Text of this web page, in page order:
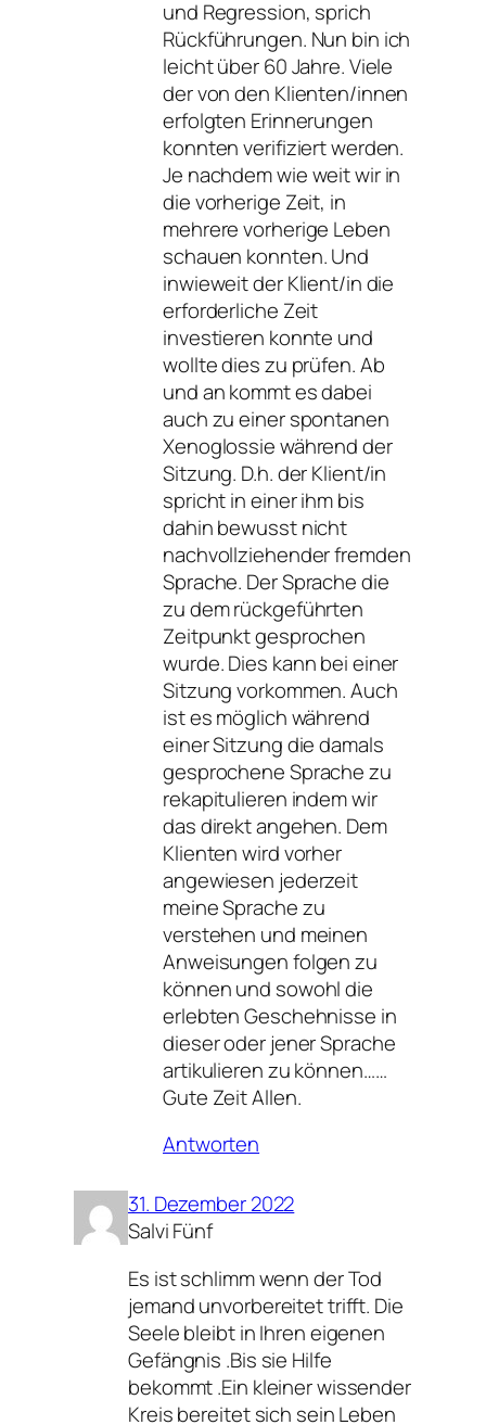
und Regression, sprich
Rückführungen. Nun bin ich
leicht über 60 Jahre. Viele
der von den Klienten/innen
erfolgten Erinnerungen
konnten verifiziert werden.
Je nachdem wie weit wir in
die vorherige Zeit, in
mehrere vorherige Leben
schauen konnten. Und
inwieweit der Klient/in die
erforderliche Zeit
investieren konnte und
wollte dies zu prüfen. Ab
und an kommt es dabei
auch zu einer spontanen
Xenoglossie während der
Sitzung. D.h. der Klient/in
spricht in einer ihm bis
dahin bewusst nicht
nachvollziehender fremden
Sprache. Der Sprache die
zu dem rückgeführten
Zeitpunkt gesprochen
wurde. Dies kann bei einer
Sitzung vorkommen. Auch
ist es möglich während
einer Sitzung die damals
gesprochene Sprache zu
rekapitulieren indem wir
das direkt angehen. Dem
Klienten wird vorher
angewiesen jederzeit
meine Sprache zu
verstehen und meinen
Anweisungen folgen zu
können und sowohl die
erlebten Geschehnisse in
dieser oder jener Sprache
artikulieren zu können……
Gute Zeit Allen.
Antworten
31. Dezember 2022
Salvi Fünf
Es ist schlimm wenn der Tod
jemand unvorbereitet trifft. Die
Seele bleibt in Ihren eigenen
Gefängnis .Bis sie Hilfe
bekommt .Ein kleiner wissender
Kreis bereitet sich sein Leben